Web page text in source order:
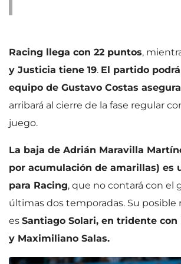
Racing llega con 22 puntos,
y Justicia tiene 19. El partido
equipo de Gustavo Costas
arribará al cierre de la fase regular
juego.
La baja de Adrián Maravilla
por acumulación de amarillas) es
para Racing, que no contará con el
últimas dos temporadas. Su posible
es Santiago Solari, en tridente
y Maximiliano Salas.